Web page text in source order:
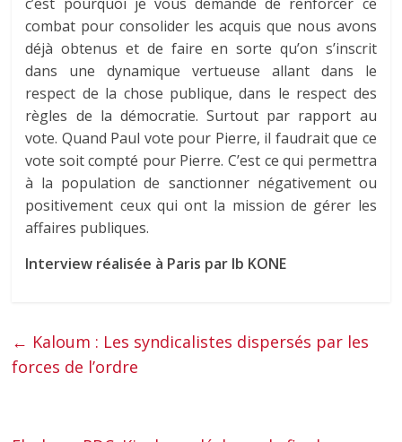
c’est pourquoi je vous demande de renforcer ce
combat pour consolider les acquis que nous avons
déjà obtenus et de faire en sorte qu’on s’inscrit
dans une dynamique vertueuse allant dans le
respect de la chose publique, dans le respect des
règles de la démocratie. Surtout par rapport au
vote. Quand Paul vote pour Pierre, il faudrait que ce
vote soit compté pour Pierre. C’est ce qui permettra
à la population de sanctionner négativement ou
positivement ceux qui ont la mission de gérer les
affaires publiques.
Interview réalisée à Paris par Ib KONE
← Kaloum : Les syndicalistes dispersés par les
forces de l’ordre